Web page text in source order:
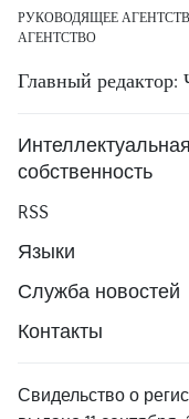
РУКОВОДЯЩЕЕ
АГЕНТСТВО
Главный
Интеллектуальная
собственность
RSS
Языки
Служба новостей
Контакты
Свидельство о